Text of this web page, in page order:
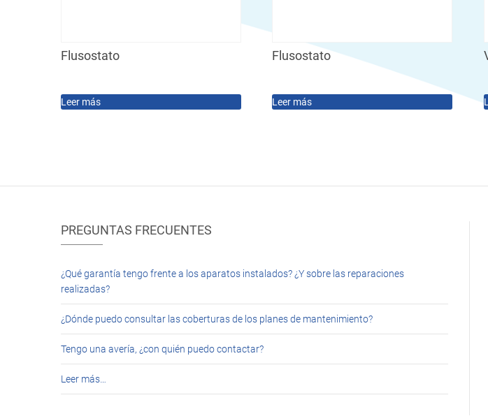
Flusostato
Leer más
Flusostato
Leer más
PREGUNTAS FRECUENTES
¿Qué garantía tengo frente a los aparatos instalados? ¿Y sobre las reparaciones
realizadas?
¿Dónde puedo consultar las coberturas de los planes de mantenimiento?
Tengo una avería, ¿con quién puedo contactar?
Leer más…